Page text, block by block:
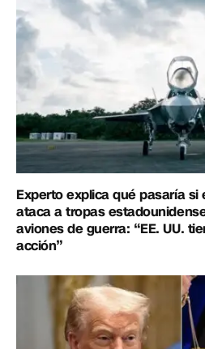
Experto explica qué pasaría
ataca a tropas
aviones de guerra: “EE. UU.
acción”